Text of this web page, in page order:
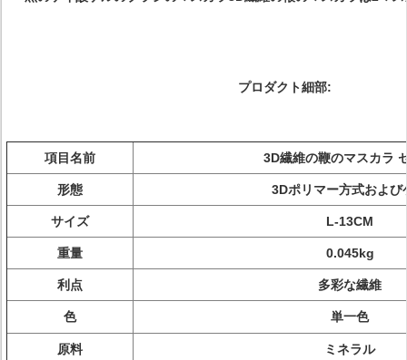
プロダクト細部:
項目名前 3D繊維の鞭のマスカラ
形態 3Dポリマー方式および
サイズ L-13CM
重量 0.045kg
利点 多彩な繊維
色 単一色
原料 ミネラル